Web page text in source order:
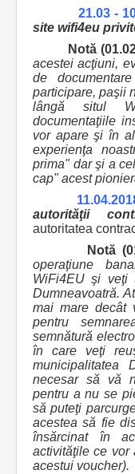
21.03 -
site wifi4eu
Notă
acestei acţiuni,
de
participare, paşii
lângă situl
documentaţiile
vor apare şi în
experienţa
prima" dar şi a
cap" acest
autorităţii
autoritatea
Notă
operaţiune
WiFi4EU şi veţi
Dumneavoatră.
mai mare decât
pentru
semnătură
în care veţi
municipalitatea
necesar să vă
pentru a nu se
să puteţi
acestea să fie
însărcinat în
activităţile ce vor
acestui voucher).